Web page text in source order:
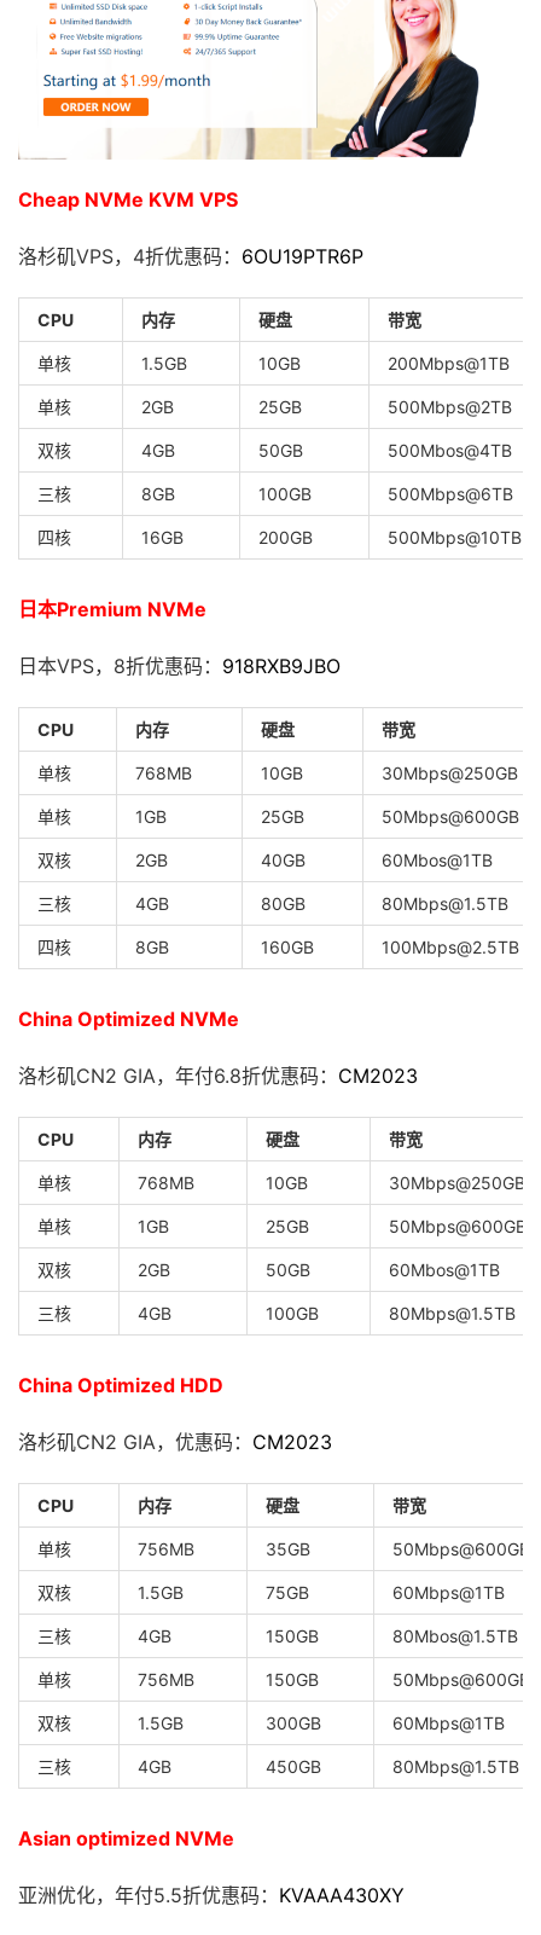
Cheap NVMe KVM VPS
洛杉矶VPS，4折优惠码： 6OU19PTR6P
CPU 内存 硬盘 带宽
单核 1.5GB 10GB 200Mbps@1TB
单核 2GB 25GB 500Mbps@2TB
双核 4GB 50GB 500Mbos@4TB
三核 8GB 100GB 500Mbps@6TB
四核 16GB 200GB 500Mbps@10TB
日本Premium NVMe
日本VPS，8折优惠码： 918RXB9JBO
CPU 内存 硬盘 带宽
单核 768MB 10GB 30Mbps@250GB
单核 1GB 25GB 50Mbps@600GB
双核 2GB 40GB 60Mbos@1TB
三核 4GB 80GB 80Mbps@1.5TB
四核 8GB 160GB 100Mbps@2.5TB
China Optimized NVMe
洛杉矶CN2 GIA，年付6.8折优惠码： CM2023
CPU 内存 硬盘 带宽
单核 768MB 10GB 30Mbps@250GB
单核 1GB 25GB 50Mbps@600GB
双核 2GB 50GB 60Mbos@1TB
三核 4GB 100GB 80Mbps@1.5TB
China Optimized HDD
洛杉矶CN2 GIA，优惠码： CM2023
CPU 内存 硬盘 带宽
单核 756MB 35GB 50Mbps@600GB
双核 1.5GB 75GB 60Mbps@1TB
三核 4GB 150GB 80Mbos@1.5TB
单核 756MB 150GB 50Mbps@600GB
双核 1.5GB 300GB 60Mbps@1TB
三核 4GB 450GB 80Mbps@1.5TB
Asian optimized NVMe
亚洲优化，年付5.5折优惠码： KVAAA430XY